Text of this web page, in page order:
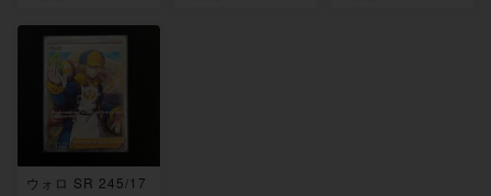
ウォロ SR 245/17